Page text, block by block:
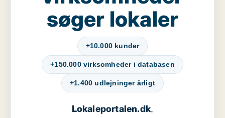
søger lokaler
+10.000 kunder
+150.000 virksomheder i databasen
+1.400 udlejninger årligt
Lokaleportalen.dk,